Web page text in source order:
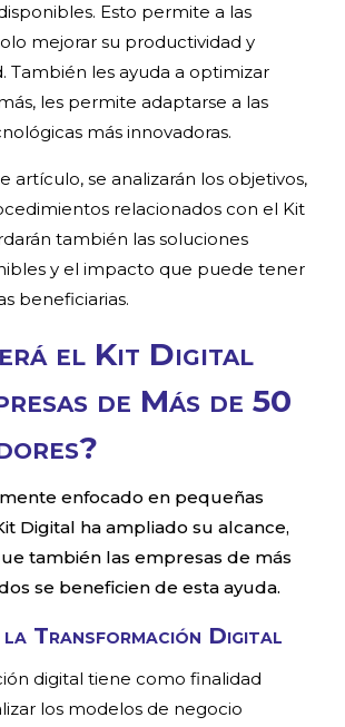
Esto permite a las
mejorar su productividad y
También les ayuda a optimizar
les permite adaptarse a las
más innovadoras.
artículo, se analizarán los objetivos,
relacionados con el Kit
también las soluciones
y el impacto que puede tener
beneficiarias.
el Kit Digital
de Más de 50
enfocado en pequeñas
Digital ha ampliado su alcance,
también las empresas de más
se beneficien de esta ayuda.
la Transformación Digital
digital tiene como finalidad
los modelos de negocio